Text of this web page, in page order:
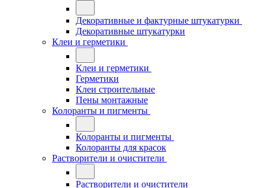
Декоративные и фактурные штукатурки
Декоративные штукатурки
Клеи и герметики
Клеи и герметики
Герметики
Клеи строительные
Пены монтажные
Колоранты и пигменты
Колоранты и пигменты
Колоранты для красок
Растворители и очистители
Растворители и очистители